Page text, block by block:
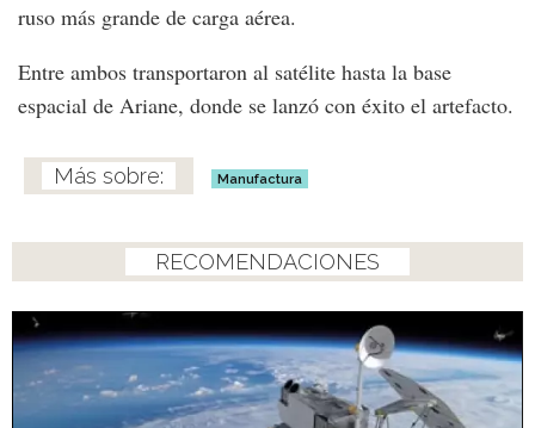
ruso más grande de carga aérea.
Entre ambos transportaron al satélite hasta la base
espacial de Ariane, donde se lanzó con éxito el artefacto.
Manufactura
RECOMENDACIONES